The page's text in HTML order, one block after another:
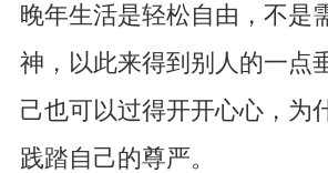
晚年生活是轻松自由，不是
神，以此来得到别人的一点
己也可以过得开开心心，为
践踏自己的尊严。